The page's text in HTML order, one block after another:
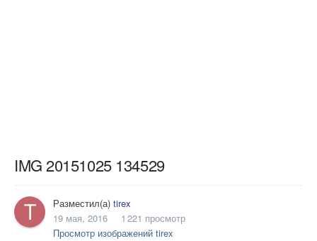
IMG 20151025 134529
Разместил(а) tirex
19 мая, 2016
1 221 просмотр
Просмотр изображений tirex